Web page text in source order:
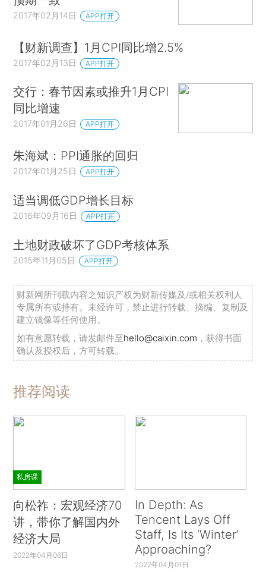
2017年02月14日 APP打开
【财新调查】1月CPI同比增2.5%
2017年02月13日 APP打开
交行：春节因素或推升1月CPI
同比增速
2017年01月26日 APP打开
朱海斌：PPI通胀的回归
2017年01月25日 APP打开
适当调低GDP增长目标
2016年09月16日 APP打开
土地财政破坏了GDP考核体系
2015年11月05日 APP打开
财新网所刊载内容之知识产权为财新传媒及/或相关权利人
专属所有或持有。未经许可，禁止进行转载、摘编、复制及
建立镜像等任何使用。
如有意愿转载，请发邮件至hello@caixin.com ，获得书面
确认及授权后，方可转载。
推荐阅读
私房课
向松祚：宏观经济70
讲，带你了解国内外
经济大局
2022年04月06日
In Depth: As
Tencent Lays Off
Staff, Is Its ‘Winter’
Approaching?
2022年04月01日